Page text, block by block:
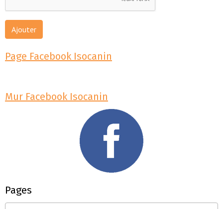
Ajouter
Page Facebook Isocanin
Mur Facebook Isocanin
Pages